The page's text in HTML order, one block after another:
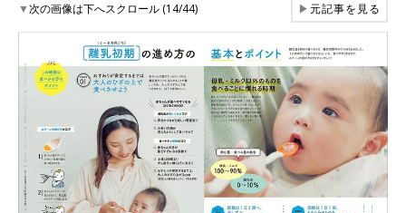
▼次の画像は下へスクロール (14/44) ▶元記事を見る